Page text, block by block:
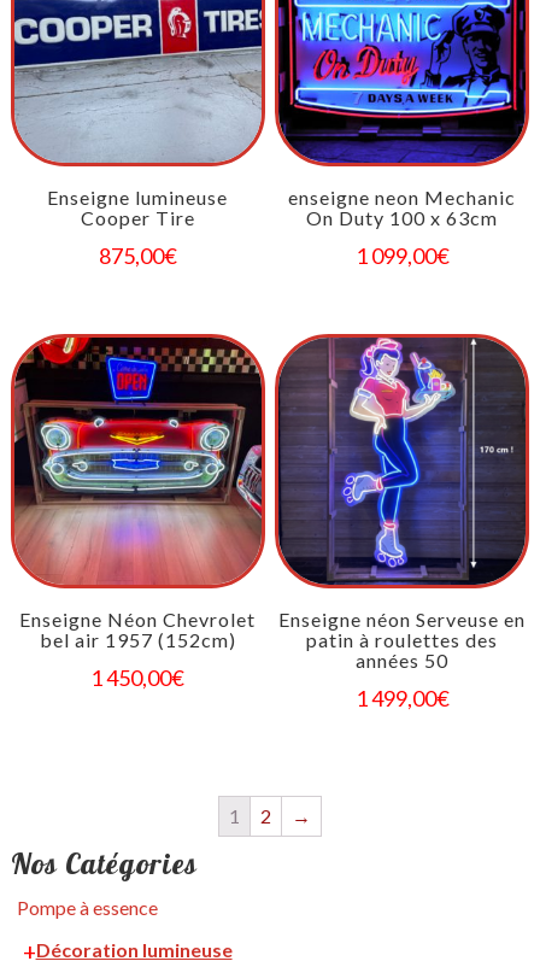
Enseigne lumineuse
Cooper Tire
875,00€
enseigne neon Mechanic
On Duty 100 x 63cm
1 099,00€
Enseigne Néon Chevrolet
bel air 1957 (152cm)
1 450,00€
Enseigne néon Serveuse en
patin à roulettes des
années 50
1 499,00€
1 2 →
Nos Catégories
Pompe à essence
Décoration lumineuse